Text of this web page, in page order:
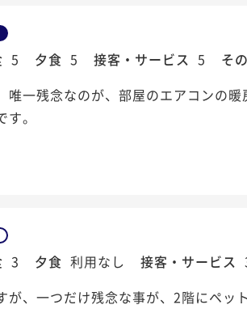
5 夕食 5 接客・サービス 5 そ
唯一残念なのが、部屋のエアコンの
。
3 夕食 利用なし 接客・サービス
が、一つだけ残念な事が、2階にペッ